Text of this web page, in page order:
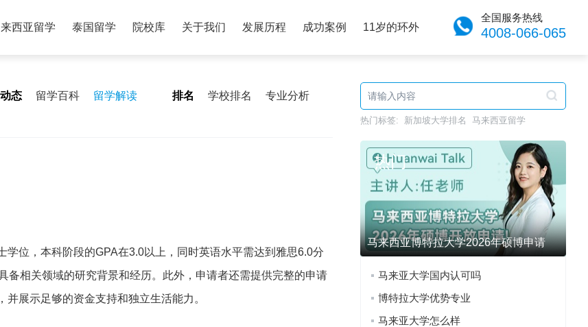
西亚留学 泰国留学 院校库 关于我们 发展历程 成功案例 11岁的环外
全国服务热线
4008-066-065
动态 留学百科 留学解读 排名 学校排名 专业分析
位，本科阶段的GPA在3.0以上，同时英语水平需达到雅思6.0分
备相关领域的研究背景和经历。此外，申请者还需提供完整的申请
展示足够的资金支持和独立生活能力。
热门标签: 新加坡大学排名 马来西亚留学
热门
马来西亚博特拉大学2026年硕博申请
马来亚大学国内认可吗
博特拉大学优势专业
马来亚大学怎么样